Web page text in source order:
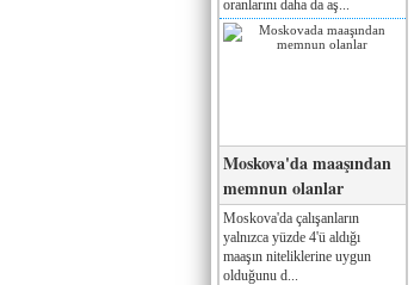
oranlarını daha da aş...
Moskova'da maaşından
memnun olanlar
Moskova'da çalışanların
yalnızca yüzde 4'ü aldığı
maaşın niteliklerine uygun
olduğunu d...